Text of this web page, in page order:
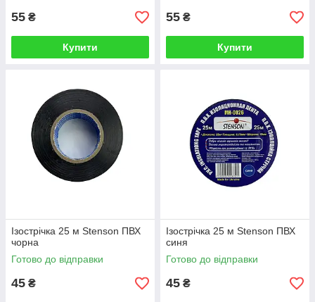
55 ₴
Купити
55 ₴
Купити
Ізострічка 25 м Stenson ПВХ
чорна
Готово до відправки
45 ₴
Ізострічка 25 м Stenson ПВХ
синя
Готово до відправки
45 ₴